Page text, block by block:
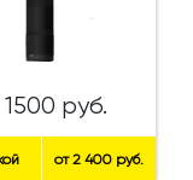
руб.
от 2 400 руб.